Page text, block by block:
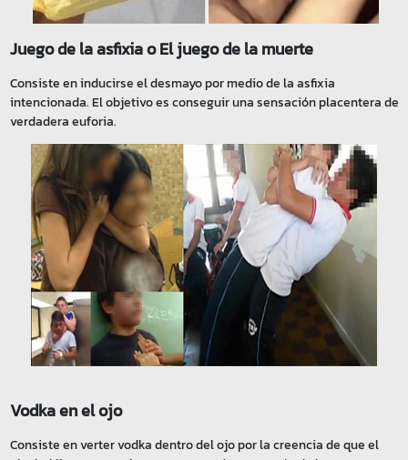
Juego de la asfixia o El juego de la muerte
Consiste en inducirse el desmayo por medio de la asfixia
intencionada. El objetivo es conseguir una sensación placentera de
verdadera euforia.
Vodka en el ojo
Consiste en verter vodka dentro del ojo por la creencia de que el